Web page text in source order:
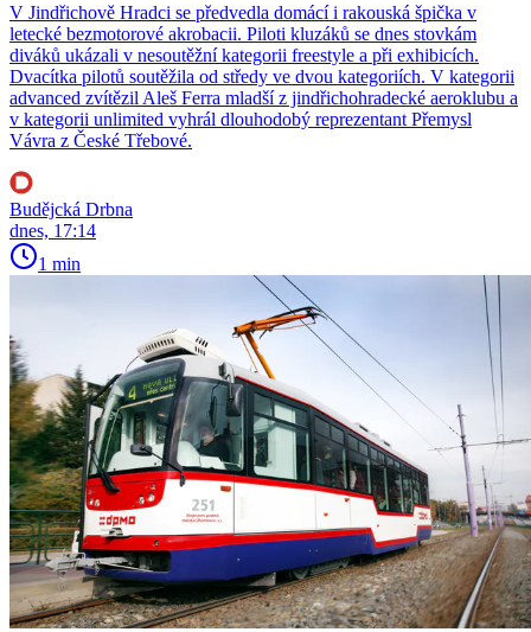
V Jindřichově Hradci se předvedla domácí i rakouská špička v
letecké bezmotorové akrobacii. Piloti kluzáků se dnes stovkám
diváků ukázali v nesoutěžní kategorii freestyle a při exhibicích.
Dvacítka pilotů soutěžila od středy ve dvou kategoriích. V kategorii
advanced zvítězil Aleš Ferra mladší z jindřichohradecké aeroklubu a
v kategorii unlimited vyhrál dlouhodobý reprezentant Přemysl
Vávra z České Třebové.
Budějcká Drbna
dnes, 17:14
1 min